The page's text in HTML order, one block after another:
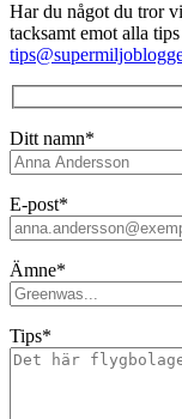
Har du något du tror
tacksamt emot alla
Ditt namn*
E-post*
Ämne*
Tips*